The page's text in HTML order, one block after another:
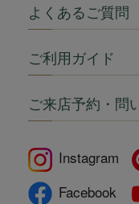
よくあるご質問
ご利用ガイド
ご来店予約・問
Instagram
Facebook